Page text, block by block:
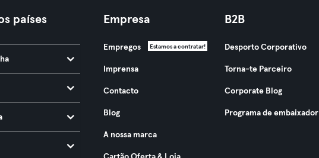
países Empresa
Empregos Estamos a contratar!
Imprensa
Contacto
Blog
A nossa marca
B2B
Desporto Corporativo
Torna-te Parceiro
Corporate Blog
Programa de embaixador